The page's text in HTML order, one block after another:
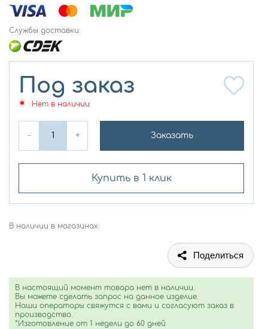
Службы доставки:
Под заказ
Нет в наличии
- + Заказать
Купить в 1 клик
В наличии в магазинах:
Поделиться
В настоящий момент товара нет в наличии.
Вы можете сделать запрос на данное изделие.
Наши операторы свяжутся с вами и согласуют заказ в
производство.
*Изготовление от 1 недели до 60 дней